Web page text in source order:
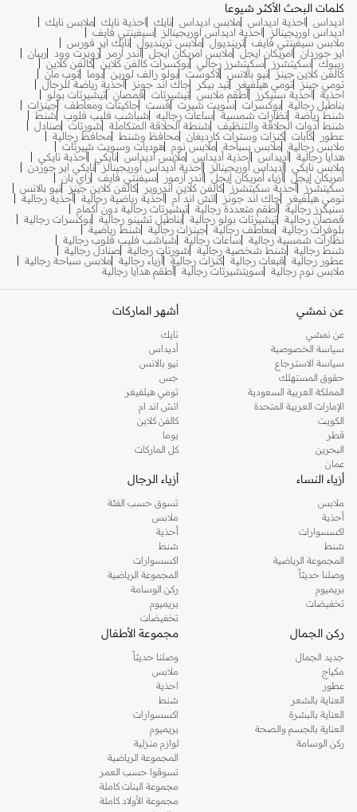
كلمات البحث الأكثر شيوعا
اديداس احذية اديداس ملابس اديداس نايك احذية نايك ملابس نايك
اديداس اوريجينالز
احذية اديداس اوريجينالز
سيفينتي فايف
ملابس سيفينتي فايف ترينديول ملابس ترينديول نايك اير فورس
اير جوردان
امريكان ايجل ملابس امريكان ايجل اندر ارمر روبرت وود
ريبان
ريبوك
سكيتشرز سكيتشرز رجالي بوكسرات كالفن كلاين كالفن كلاين
كالفن كلاين جينز نيو بالانس لاكوست بولو رالف لورين بوما
توب مان
تومي جينز تومي هيلفيغر تيد بيكر جاك اند جونز
أحذية رياضة للرجال
احذية
احذية سنيكرز أطقم ملابس تيشيرتات قمصان تيشيرتات بولو
بناطيل رجالية بوكسرات سويت شيرت فست جاكيتات ومعاطف جينزات
شنط رياضة نظارات شمسية ساعات رجاليه شباشب فليب فلوب
شنط
شنط أدوات الحلاقة والتنظيف
شنطة الحلاقة المتكاملة شورتات صنادل
عطور
كابات كنزات وسترات كارديغان محافظ وشنط
محافظ رجالية
ملابس رجالية ملابس سباحة ملابس نوم
هوديات وسويت شيرتات
هدايا رجالية أديداس أحذية أديداس ملابس أديداس نايكي أحذبة نايكي
ملابس نايكي أديداس أوريجينالز أحذية أديداس أوريجينالز
نايكي اير جوردن
أمريكان إيجل أزياء أمريكان إيجل أندر آرمور سيفنتي فايف راي بان
سكيتشرز
أحذية سكيتشرز كالفن كلاين اندروير كالفن كلاين جينز
نيو بالانس
تومي هيلفيغر
جاك اند جونز اتش اند ام أحذية رياضية رجالية أحذية رجالية
سنيكرز رجالية أطقم متعددة رجالية تيشيرتات رجالية دون أكمام
قمصان رجالية تيشيرتات بولو رجالية بناطيل تشينو رجالية بوكسرات رجالية
بلوفرات رجالية معاطف رجالية جينزات رجالية
شنط رياضية
نظارات شمسية رجالية
ساعات رجالية
شباشب فليب فلوب رجالية
شنط رجالية
شنط شخصية رجالية شورتات رجالية صنادل رجالية
عطور رجالية
قبعات رجالية كنزات رجالية أزياء رجالية ملابس سباحة رجالية
ملابس نوم رجالية
سويتشيرتات رجالية أطقم هدايا رجالية
عن نمشي
عن نمشي
سياسة الخصوصية
سياسة الاسترجاع
حقوق المستهلك
المملكة العربية السعودية
الإمارات العربية المتحدة
الكويت
قطر
البحرين
عمان
أشهر الماركات
نايك
أديداس
نيو بالانس
جس
تومي هيلفيغر
اتش اند ام
كالفن كلاين
بوما
كل الماركات
أزياء النساء
ملابس
أحذية
اكسسوارات
شنط
المجموعة الرياضية
وصلنا حديثاً
بريميوم
تخفيضات
أزياء الرجال
تسوق حسب الفئة
ملابس
أحذية
شنط
اكسسوارات
المجموعة الرياضية
ركن الوسامة
بريميوم
تخفيضات
ركن الجمال
جديد الجمال
مكياج
عطور
العناية بالشعر
العناية بالبشرة
العناية بالجسم والصحة
ركن الوسامة
مجموعة الأطفال
وصلنا حديثاً
ملابس
احذية
شنط
اكسسوارات
بريميوم
لوازم منزلية
المجموعة الرياضية
تسوقوا حسب العمر
مجموعة البنات كاملة
مجموعة الأولاد كاملة